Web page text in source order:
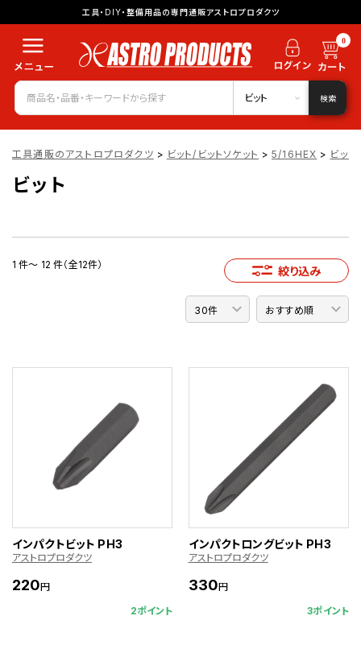
工具・DIY・整備用品の専門通販アストロプロダクツ
0
ビット 検索
工具通販のアストロプロダクツ > ビット/ビットソケット > 5/16HEX > ビット
ビット
1 件～ 12 件（全12件） 絞り込み
インパクトビット PH3
アストロプロダクツ
220円
2ポイント
インパクトロングビット PH3
アストロプロダクツ
330円
3ポイント